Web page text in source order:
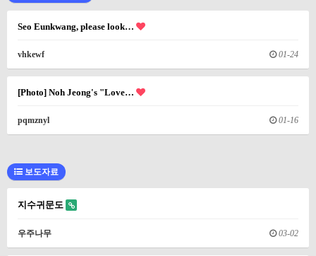
Seo Eunkwang, please look…
vhkewf 01-24
[Photo] Noh Jeong's "Love…
pqmznyl 01-16
보도자료
지수귀문도
우주나무 03-02